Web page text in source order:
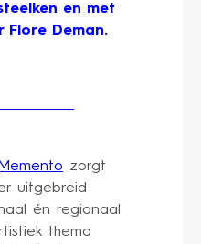
en met
Flore Deman.
Memento zorgt
uitgebreid
én regionaal
thema